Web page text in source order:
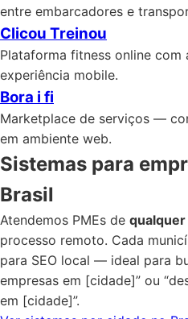
entre embarcadores e
Clicou Treinou
Plataforma fitness online com
experiência mobile.
Bora i fi
Marketplace de serviços —
em ambiente web.
Sistemas para
Brasil
Atendemos PMEs de qualquer
processo remoto. Cada
para SEO local — ideal para
empresas em [cidade]” ou
em [cidade]”.